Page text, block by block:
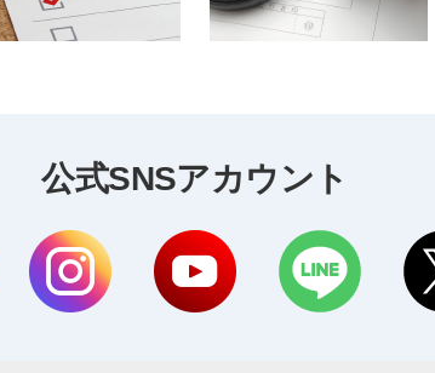
公式SNSアカウント